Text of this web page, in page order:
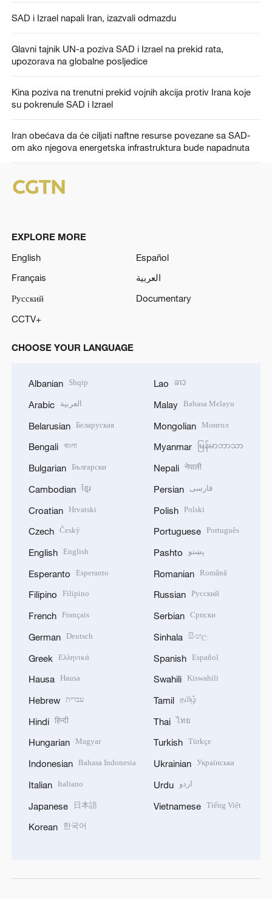
SAD i Izrael napali Iran, izazvali odmazdu
Glavni tajnik UN-a poziva SAD i Izrael na prekid rata,
upozorava na globalne posljedice
Kina poziva na trenutni prekid vojnih akcija protiv Irana koje
su pokrenule SAD i Izrael
Iran obećava da će ciljati naftne resurse povezane sa SAD-
om ako njegova energetska infrastruktura bude napadnuta
EXPLORE MORE
English
Español
Français
العربية
Русский
Documentary
CCTV+
CHOOSE YOUR LANGUAGE
Albanian Shqip
Arabic العربية
Belarusian Беларуская
Bengali বাংলা
Bulgarian Български
Cambodian ខ្មែរ
Croatian Hrvatski
Czech Český
English English
Esperanto Esperanto
Filipino Filipino
French Français
German Deutsch
Greek Ελληνικά
Hausa Hausa
Hebrew עברית
Hindi हिन्दी
Hungarian Magyar
Indonesian Bahasa Indonesia
Italian Italiano
Japanese 日本語
Korean 한국어
Lao ລາວ
Malay Bahasa Melayu
Mongolian Монгол
Myanmar မြန်မာဘာသာ
Nepali नेपाली
Persian فارسی
Polish Polski
Portuguese Português
Pashto پښتو
Romanian Română
Russian Русский
Serbian Српски
Sinhala සිංහල
Spanish Español
Swahili Kiswahili
Tamil தமிழ்
Thai ไทย
Turkish Türkçe
Ukrainian Українська
Urdu اردو
Vietnamese Tiếng Việt